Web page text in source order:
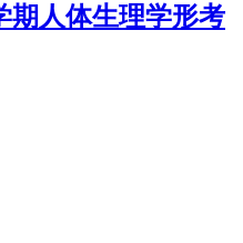
期人体生理学形考